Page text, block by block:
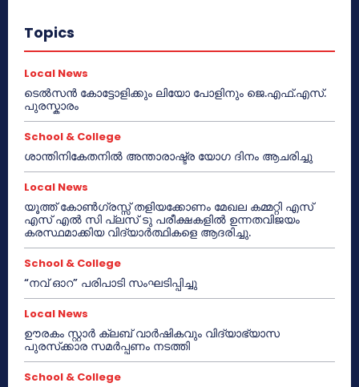
Topics
Local News
ടെൽസൻ കോട്ടോളിക്കും ലിയോ പോളിനും ജെ.എഫ്.എസ്.
പുരസ്കാരം
School & College
ശാന്തിനികേതനിൽ അന്താരാഷ്ട്ര യോഗ ദിനം ആചരിച്ചു
Local News
യൂത്ത് കോൺഗ്രസ്സ് തളിയക്കോണം മേഖല കമ്മറ്റി എസ്
എസ് എൽ സി പ്ലസ് ടു പരീക്ഷകളിൽ ഉന്നതവിജയം
കരസ്ഥമാക്കിയ വിദ്യാർത്ഥികളെ ആദരിച്ചു.
School & College
“നവ് ഓറ” പരിപാടി സംഘടിപ്പിച്ചു
Local News
ഊരകം സ്റ്റാർ ക്ലബ് വാർഷികവും വിദ്യാഭ്യാസ
പുരസ്‌ക്കാര സമർപ്പണം നടത്തി
School & College